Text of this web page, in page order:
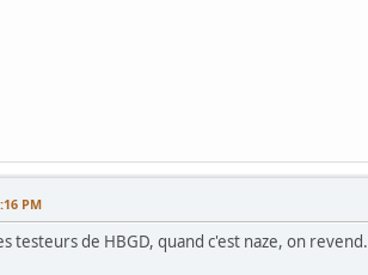
PM
testeurs de HBGD, quand c'est naze, on revend.